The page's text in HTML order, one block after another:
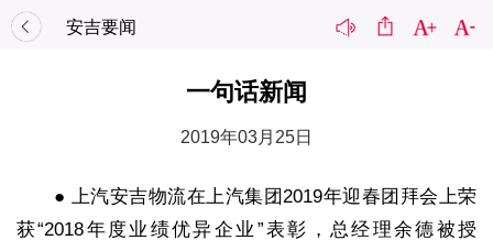
安吉要闻
一句话新闻
2019年03月25日
● 上汽安吉物流在上汽集团2019年迎春团拜会上荣
获“2018年度业绩优异企业”表彰，总经理余德被授